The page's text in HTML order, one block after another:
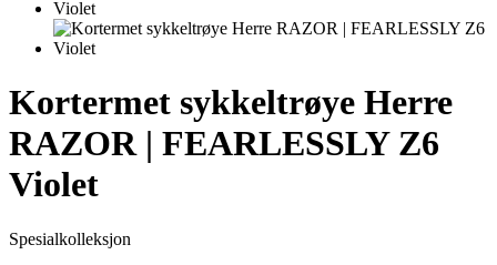
Kortermet sykkeltrøye Herre
RAZOR | FEARLESSLY Z6
Violet
Spesialkolleksjon